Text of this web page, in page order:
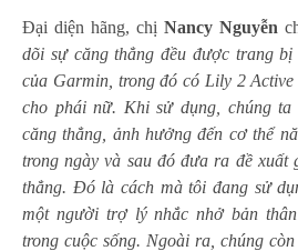
Đại diện hãng, chị Nancy Nguyễn
dõi sự căng thẳng đều được trang bị
của Garmin, trong đó có Lily 2
cho phái nữ. Khi sử dụng, chúng
căng thẳng, ảnh hưởng đến cơ thể
trong ngày và sau đó đưa ra đề xuất
thẳng. Đó là cách mà tôi đang sử
một người trợ lý nhắc nhở bản
trong cuộc sống. Ngoài ra, chúng